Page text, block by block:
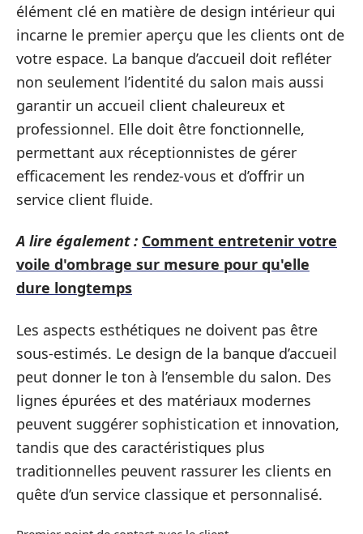
élément clé en matière de design intérieur qui
incarne le premier aperçu que les clients ont de
votre espace. La banque d’accueil doit refléter
non seulement l’identité du salon mais aussi
garantir un accueil client chaleureux et
professionnel. Elle doit être fonctionnelle,
permettant aux réceptionnistes de gérer
efficacement les rendez-vous et d’offrir un
service client fluide.
A lire également : Comment entretenir votre
voile d'ombrage sur mesure pour qu'elle
dure longtemps
Les aspects esthétiques ne doivent pas être
sous-estimés. Le design de la banque d’accueil
peut donner le ton à l’ensemble du salon. Des
lignes épurées et des matériaux modernes
peuvent suggérer sophistication et innovation,
tandis que des caractéristiques plus
traditionnelles peuvent rassurer les clients en
quête d’un service classique et personnalisé.